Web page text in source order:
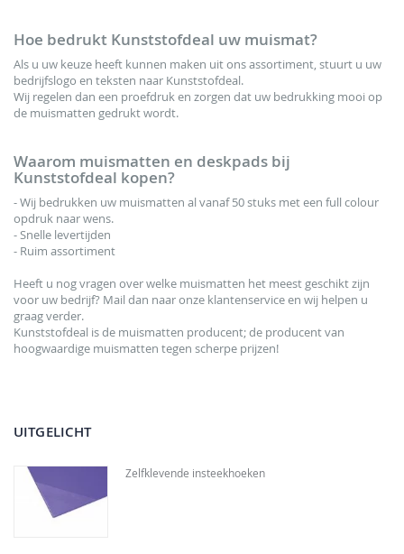
Hoe bedrukt Kunststofdeal uw muismat?
Als u uw keuze heeft kunnen maken uit ons assortiment, stuurt u uw
bedrijfslogo en teksten naar Kunststofdeal.
Wij regelen dan een proefdruk en zorgen dat uw bedrukking mooi op
de muismatten gedrukt wordt.
Waarom muismatten en deskpads bij
Kunststofdeal kopen?
- Wij bedrukken uw muismatten al vanaf 50 stuks met een full colour
opdruk naar wens.
- Snelle levertijden
- Ruim assortiment
Heeft u nog vragen over welke muismatten het meest geschikt zijn
voor uw bedrijf? Mail dan naar onze klantenservice en wij helpen u
graag verder.
Kunststofdeal is de muismatten producent; de producent van
hoogwaardige muismatten tegen scherpe prijzen!
UITGELICHT
Zelfklevende insteekhoeken